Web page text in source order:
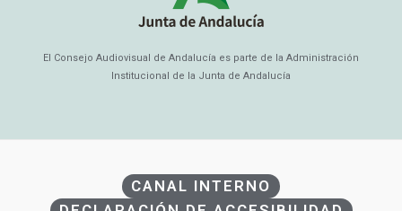
El Consejo Audiovisual de Andalucía es parte de la Administración
Institucional de la Junta de Andalucía
CANAL INTERNO